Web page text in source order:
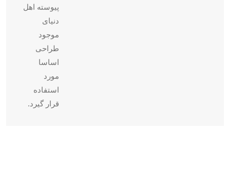
پیوسته اهل
دنیای
موجود
طراحی
اساسا
مورد
استفاده
قرار گیرد.